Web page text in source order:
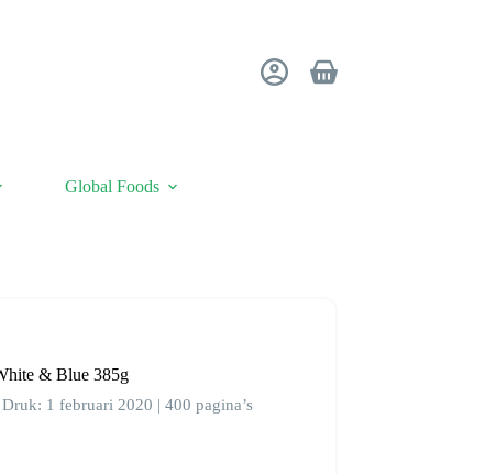
Winkelwagen
Global Foods
& Blue 385g
1 februari 2020 | 400 pagina’s